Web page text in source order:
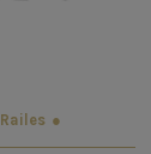
Railes